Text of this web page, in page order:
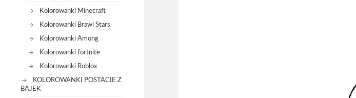
Kolorowanki Minecraft
Kolorowanki Brawl Stars
Kolorowanki Among
Kolorowanki fortnite
Kolorowanki Roblox
KOLOROWANKI POSTACIE Z
BAJEK